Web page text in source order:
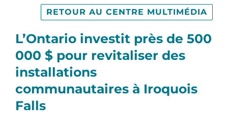
Contactez-nous
English
L’Ontario investit près de 500
000 $ pour revitaliser des
installations
communautaires à Iroquois
Falls
RETOUR AU CENTRE MULTIMÉDIA